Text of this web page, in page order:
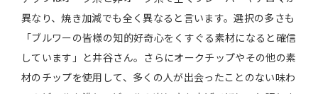
異なり、焼き加減でも全く異なると言います。選択の多さも
「ブルワーの皆様の知的好奇心をくすぐる素材になると確信
しています」と井谷さん。さらにオークチップやその他の素
材のチップを使用して、多くの人が出会ったことのない味わ